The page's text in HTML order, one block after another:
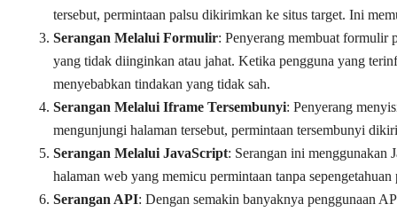
tersebut, permintaan palsu dikirimkan ke situs target. Ini
Serangan Melalui Formulir: Penyerang membuat formulir
yang tidak diinginkan atau jahat. Ketika pengguna yang
menyebabkan tindakan yang tidak sah.
Serangan Melalui Iframe Tersembunyi: Penyerang
mengunjungi halaman tersebut, permintaan tersembunyi
Serangan Melalui JavaScript: Serangan ini menggunakan
halaman web yang memicu permintaan tanpa sepengetahuan
Serangan API: Dengan semakin banyaknya penggunaan